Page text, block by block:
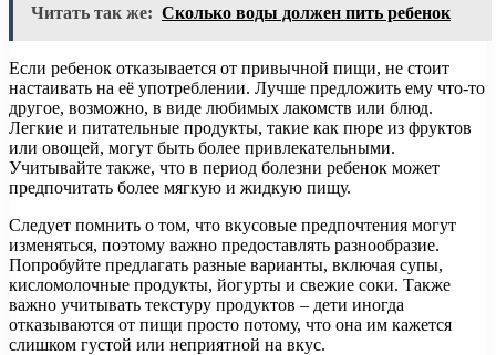
Читать так же: Сколько воды должен пить ребенок
Если ребенок отказывается от привычной пищи, не стоит
настаивать на её употреблении. Лучше предложить ему что-то
другое, возможно, в виде любимых лакомств или блюд.
Легкие и питательные продукты, такие как пюре из фруктов
или овощей, могут быть более привлекательными.
Учитывайте также, что в период болезни ребенок может
предпочитать более мягкую и жидкую пищу.
Следует помнить о том, что вкусовые предпочтения могут
изменяться, поэтому важно предоставлять разнообразие.
Попробуйте предлагать разные варианты, включая супы,
кисломолочные продукты, йогурты и свежие соки. Также
важно учитывать текстуру продуктов – дети иногда
отказываются от пищи просто потому, что она им кажется
слишком густой или неприятной на вкус.